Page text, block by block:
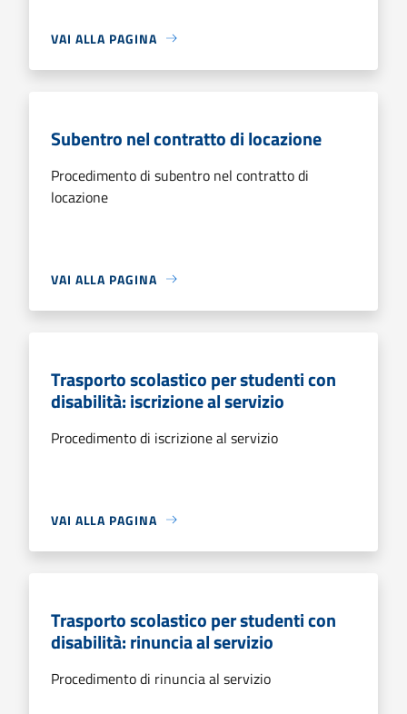
VAI ALLA PAGINA
Subentro nel contratto di locazione
Procedimento di subentro nel contratto di
locazione
VAI ALLA PAGINA
Trasporto scolastico per studenti con
disabilità: iscrizione al servizio
Procedimento di iscrizione al servizio
VAI ALLA PAGINA
Trasporto scolastico per studenti con
disabilità: rinuncia al servizio
Procedimento di rinuncia al servizio